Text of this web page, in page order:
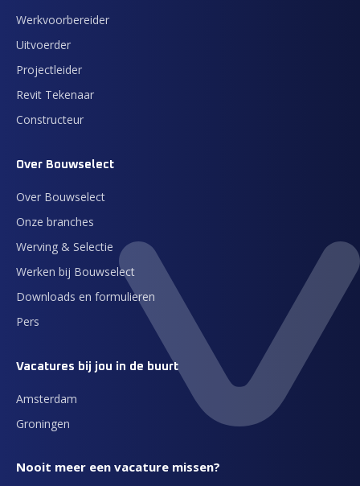
Werkvoorbereider
Uitvoerder
Projectleider
Revit Tekenaar
Constructeur
Over Bouwselect
Over Bouwselect
Onze branches
Werving & Selectie
Werken bij Bouwselect
Downloads en formulieren
Pers
Vacatures bij jou in de buurt
Amsterdam
Groningen
Nooit meer een vacature missen?